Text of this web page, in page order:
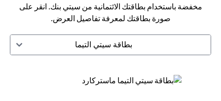
مخفضة باستخدام بطاقتك الائتمانية من سيتي بنك. انقر على
صورة بطاقتك لمعرفة تفاصيل العرض.
بطاقة سيتي التيما